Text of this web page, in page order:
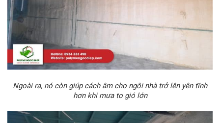
Ngoài ra, nó còn giúp cách âm cho ngôi nhà trở lên yên tĩnh
hơn khi mưa to gió lớn